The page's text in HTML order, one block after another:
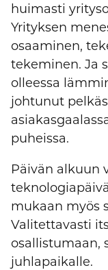
huimasti
Yrityksen
osaaminen,
tekeminen. Ja
olleessa
johtunut
puheissa.
Päivän alkuun
mukaan myös
Valitettavasti
osallistumaan,
juhlapaikalle.